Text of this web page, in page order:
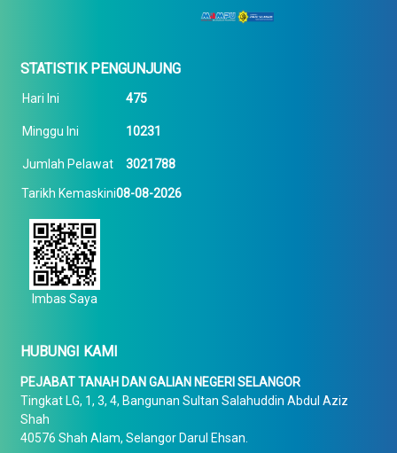
STATISTIK PENGUNJUNG
Hari Ini 475
Minggu Ini 10231
Jumlah Pelawat 3021788
Tarikh Kemaskini08-08-2026
Imbas Saya
HUBUNGI KAMI
PEJABAT TANAH DAN GALIAN NEGERI SELANGOR
Tingkat LG, 1, 3, 4, Bangunan Sultan Salahuddin Abdul Aziz
Shah
40576 Shah Alam, Selangor Darul Ehsan.